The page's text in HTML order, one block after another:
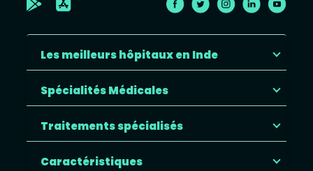
Les meilleurs hôpitaux en Inde
Spécialités Médicales
Traitements spécialisés
Caractéristiques